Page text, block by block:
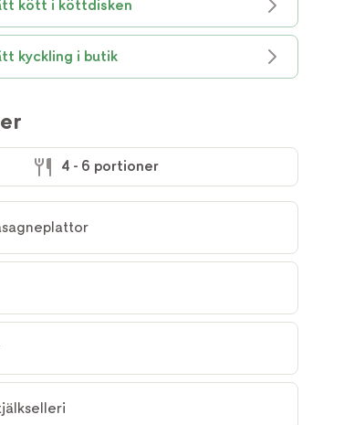
kött i köttdisken
kyckling i butik
4 - 6 portioner